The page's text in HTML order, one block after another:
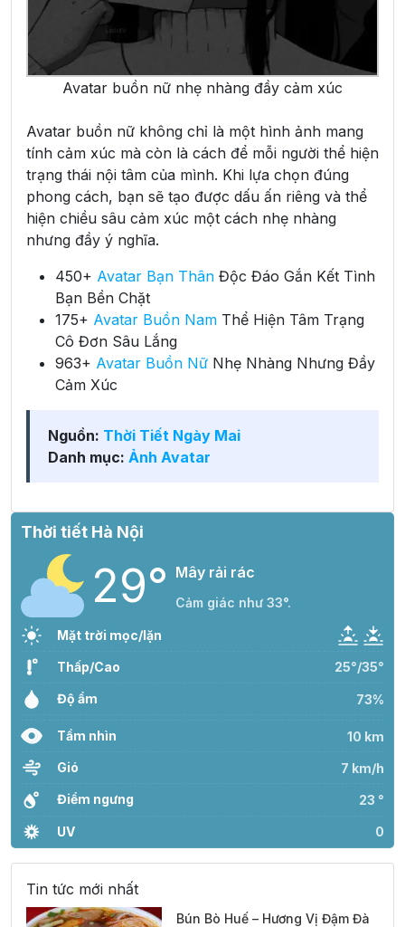
Avatar buồn nữ nhẹ nhàng đầy cảm xúc
Avatar buồn nữ không chỉ là một hình ảnh mang
tính cảm xúc mà còn là cách để mỗi người thể hiện
trạng thái nội tâm của mình. Khi lựa chọn đúng
phong cách, bạn sẽ tạo được dấu ấn riêng và thể
hiện chiều sâu cảm xúc một cách nhẹ nhàng
nhưng đầy ý nghĩa.
450+ Avatar Bạn Thân Độc Đáo Gắn Kết Tình
Bạn Bền Chặt
175+ Avatar Buồn Nam Thể Hiện Tâm Trạng
Cô Đơn Sâu Lắng
963+ Avatar Buồn Nữ Nhẹ Nhàng Nhưng Đầy
Cảm Xúc
Nguồn: Thời Tiết Ngày Mai
Danh mục: Ảnh Avatar
Thời tiết Hà Nội
29° Mây rải rác
Cảm giác như 33°.
Mặt trời mọc/lặn
Thấp/Cao 25°/35°
Độ ẩm 73%
Tầm nhìn 10 km
Gió 7 km/h
Điểm ngưng 23 °
UV 0
Tin tức mới nhất
Bún Bò Huế – Hương Vị Đậm Đà